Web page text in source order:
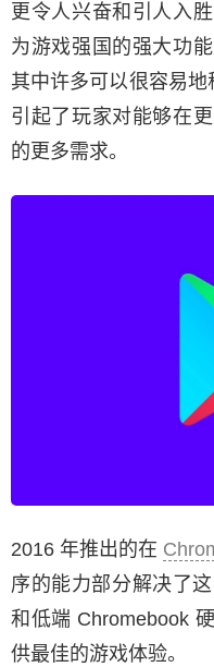
更令人兴奋和引人入
为游戏强国的强大功
其中许多可以很容易地
引起了玩家对能够在
的更多需求。
2016 年推出的在
序的能力部分解决了
和低端 Chromebook
供最佳的游戏体验。